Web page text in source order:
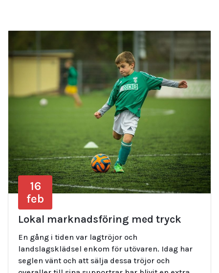
16
feb
Lokal marknadsföring med tryck
En gång i tiden var lagtröjor och
landslagsklädsel enkom för utövaren. Idag har
seglen vänt och att sälja dessa tröjor och